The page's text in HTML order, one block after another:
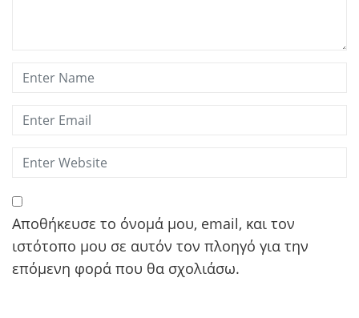
Αποθήκευσε το όνομά μου, email, και τον
ιστότοπο μου σε αυτόν τον πλοηγό για την
επόμενη φορά που θα σχολιάσω.